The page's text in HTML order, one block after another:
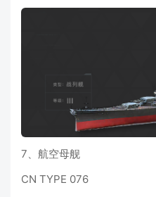
7、航空母舰
CN TYPE 076